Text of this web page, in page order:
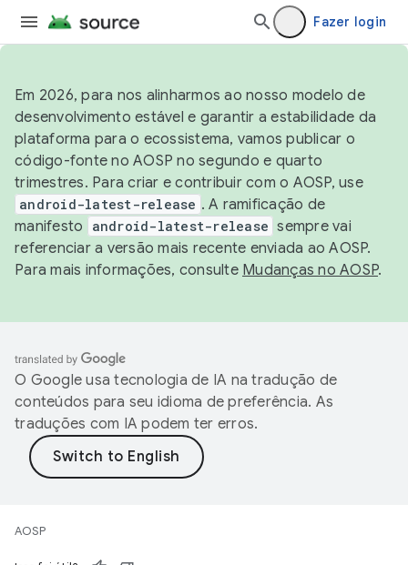
Fazer login
Em 2026, para nos alinharmos ao nosso modelo de
desenvolvimento estável e garantir a estabilidade da
plataforma para o ecossistema, vamos publicar o
código-fonte no AOSP no segundo e quarto
trimestres. Para criar e contribuir com o AOSP, use
android-latest-release . A ramificação de
manifesto
android-latest-release sempre vai
referenciar a versão mais recente enviada ao AOSP.
Para mais informações, consulte Mudanças no AOSP.
O Google usa tecnologia de IA na tradução de
conteúdos para seu idioma de preferência. As
traduções com IA podem ter erros.
AOSP